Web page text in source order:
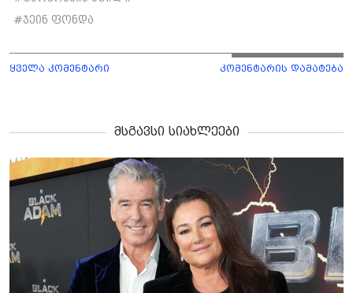
#ჯეინ ფონდა
ყველა კომენტარი კომენტარის დამატება
მსგავსი სიახლეები